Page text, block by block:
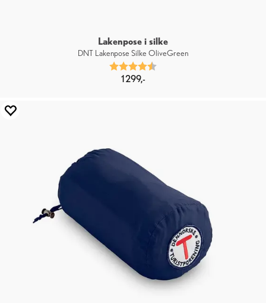
Lakenpose i silke
DNT Lakenpose Silke OliveGreen
Karakter:
1 299,-